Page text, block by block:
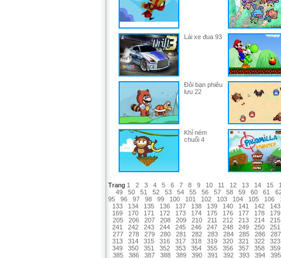
Lái xe đua 93
Đôi bạn phiêu
lưu 22
Khỉ ném
chuối 4
Trang 1 2 3 4 5 6 7 8 9 10 11 12 13 14 15
49
50 51 52 53 54 55 56 57 58 59 60 61
95
96 97 98 99 100 101 102 103 104 105 106
133
134 135 136 137 138 139 140 141 142 143
169
170 171 172 173 174 175 176 177 178 179
205
206 207 208 209 210 211 212 213 214 215
241
242 243 244 245 246 247 248 249 250 251
277
278 279 280 281 282 283 284 285 286 287
313
314 315 316 317 318 319 320 321 322 323
349
350 351 352 353 354 355 356 357 358 359
385
386 387 388 389 390 391 392 393 394 395